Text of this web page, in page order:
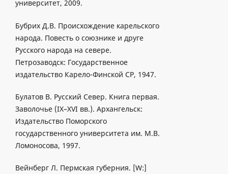
университет, 2009.
Бубрих Д.В. Происхождение карельского
народа. Повесть о союзнике и друге
Русского народа на севере.
Петрозаводск: Государственное
издательство Карело-Финской СР, 1947.
Булатов B. Русский Север. Книга первая.
Заволочье (IX–XVI вв.). Архангельск:
Издательство Поморского
государственного университета им. М.В.
Ломоносова, 1997.
Вейнберг Л. Пермская губерния. [W:]